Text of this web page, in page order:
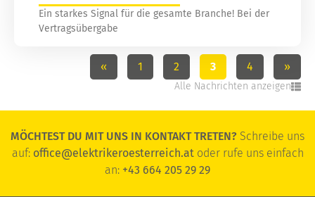
Ein starkes Signal für die gesamte Branche! Bei der
Vertragsübergabe
« 1 2 3 4 »
Alle Nachrichten anzeigen
MÖCHTEST DU MIT UNS IN KONTAKT TRETEN? Schreibe uns
auf: office@elektrikeroesterreich.atoder rufe uns einfach
an: +43 664 205 29 29